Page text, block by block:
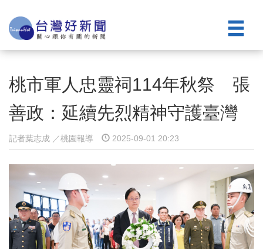
桃市軍人忠靈祠114年秋祭 張
善政：延續先烈精神守護臺灣
記者葉志成 ／桃園報導 2025-09-01 20:23